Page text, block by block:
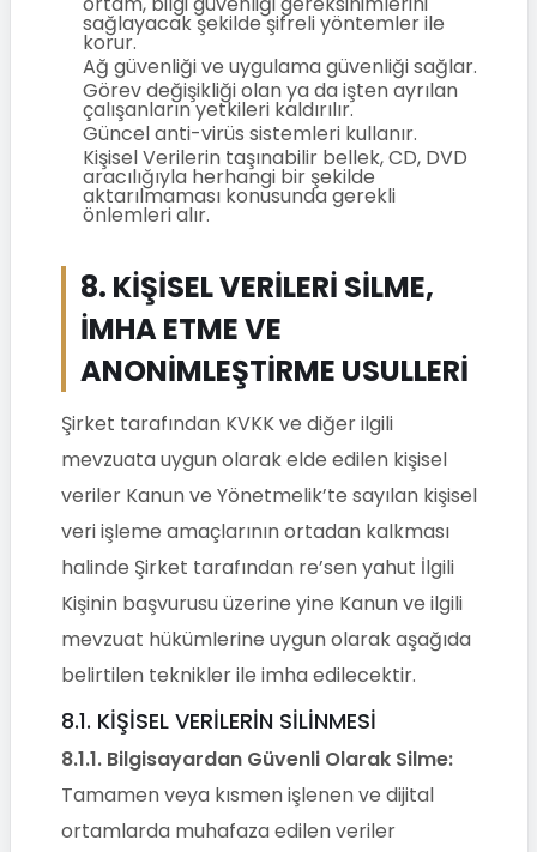
sağlayacak şekilde şifreli yöntemler ile
korur.
Ağ güvenliği ve uygulama güvenliği sağlar.
Görev değişikliği olan ya da işten ayrılan
çalışanların yetkileri kaldırılır.
Güncel anti-virüs sistemleri kullanır.
Kişisel Verilerin taşınabilir bellek, CD, DVD
aracılığıyla herhangi bir şekilde
aktarılmaması konusunda gerekli
önlemleri alır.
8. KİŞİSEL VERİLERİ SİLME,
İMHA ETME VE
ANONİMLEŞTİRME USULLERİ
Şirket tarafından KVKK ve diğer ilgili
mevzuata uygun olarak elde edilen kişisel
veriler Kanun ve Yönetmelik’te sayılan kişisel
veri işleme amaçlarının ortadan kalkması
halinde Şirket tarafından re’sen yahut İlgili
Kişinin başvurusu üzerine yine Kanun ve ilgili
mevzuat hükümlerine uygun olarak aşağıda
belirtilen teknikler ile imha edilecektir.
8.1. KİŞİSEL VERİLERİN SİLİNMESİ
8.1.1. Bilgisayardan Güvenli Olarak Silme:
Tamamen veya kısmen işlenen ve dijital
ortamlarda muhafaza edilen veriler